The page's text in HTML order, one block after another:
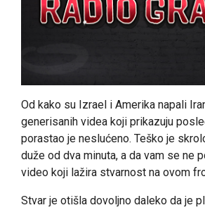
Od kako su Izrael i Amerika napali
generisanih videa koji prikazuju
porastao je neslućeno. Teško je
duže od dva minuta, a da vam se ne
video koji lažira stvarnost na ovom
Stvar je otišla dovoljno daleko da je